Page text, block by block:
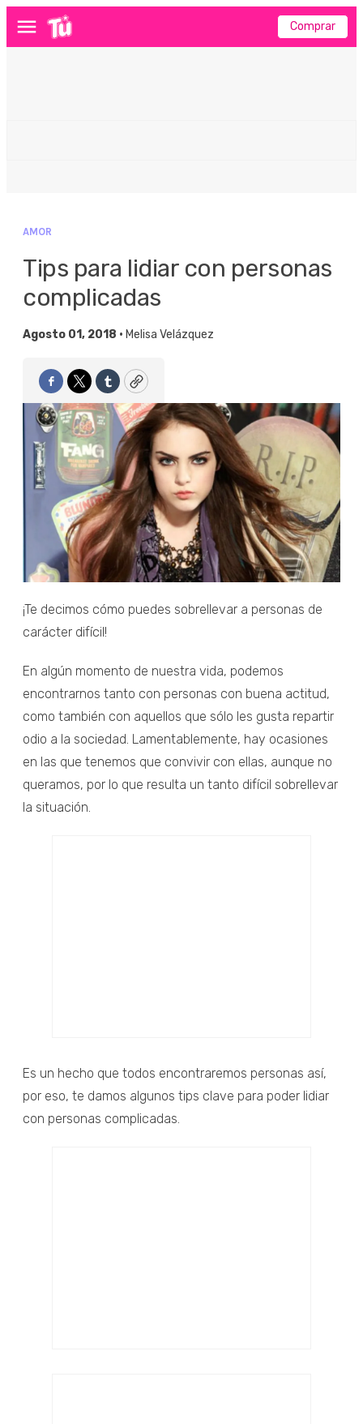
Menú Comprar
AMOR
Tips para lidiar con personas
complicadas
Agosto 01, 2018 • Melisa Velázquez
Facebook
TwitterTumblrCopy
¡Te decimos cómo puedes sobrellevar a personas de
carácter difícil!
En algún momento de nuestra vida, podemos
encontrarnos tanto con personas con buena actitud,
como también con aquellos que sólo les gusta repartir
odio a la sociedad. Lamentablemente, hay ocasiones
en las que tenemos que convivir con ellas, aunque no
queramos, por lo que resulta un tanto difícil sobrellevar
la situación.
Es un hecho que todos encontraremos personas así,
por eso, te damos algunos tips clave para poder lidiar
con personas complicadas.